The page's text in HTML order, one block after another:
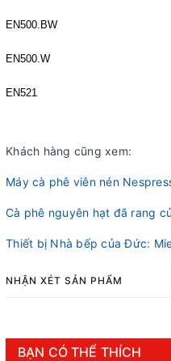
EN500.BW
EN500.W
EN521
Khách hàng cũng xem:
Máy cà phê viên nén
Cà phê nguyên hạt đã rang
Thiết bị Nhà bếp của Đức:
NHẬN XÉT SẢN PHẨM
BẠN CÓ THỂ THÍCH